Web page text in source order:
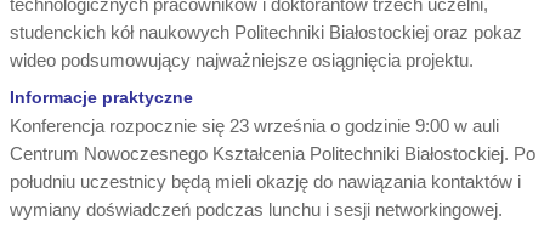
technologicznych pracowników i doktorantów trzech uczelni,
studenckich kół naukowych Politechniki Białostockiej oraz pokaz
wideo podsumowujący najważniejsze osiągnięcia projektu.
Informacje praktyczne
Konferencja rozpocznie się 23 września o godzinie 9:00 w auli
Centrum Nowoczesnego Kształcenia Politechniki Białostockiej. Po
południu uczestnicy będą mieli okazję do nawiązania kontaktów i
wymiany doświadczeń podczas lunchu i sesji networkingowej.